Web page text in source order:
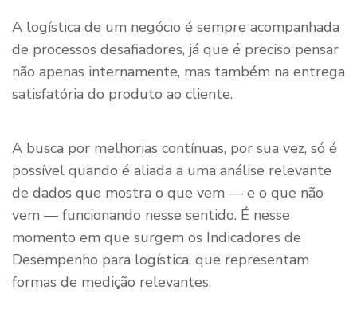
A logística de um negócio é sempre acompanhada
de processos desafiadores, já que é preciso pensar
não apenas internamente, mas também na entrega
satisfatória do produto ao cliente.
A busca por melhorias contínuas, por sua vez, só é
possível quando é aliada a uma análise relevante
de dados que mostra o que vem — e o que não
vem — funcionando nesse sentido. É nesse
momento em que surgem os Indicadores de
Desempenho para logística, que representam
formas de medição relevantes.